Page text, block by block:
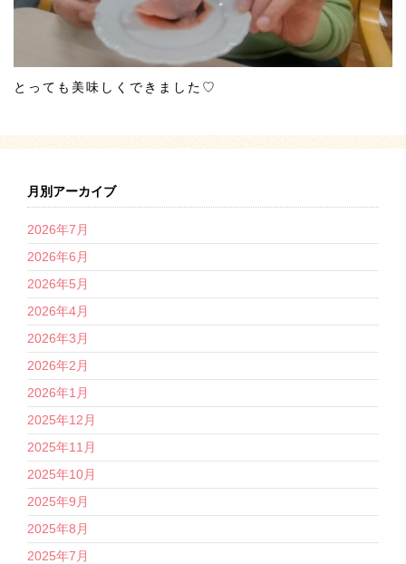
とっても美味しくできました♡
月別アーカイブ
2026年7月
2026年6月
2026年5月
2026年4月
2026年3月
2026年2月
2026年1月
2025年12月
2025年11月
2025年10月
2025年9月
2025年8月
2025年7月